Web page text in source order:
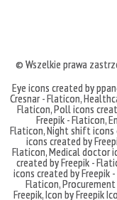
© Wszelkie prawa
Eye icons created by
Cresnar - Flaticon,
Flaticon,Poll icons
Freepik - Flaticon,
Flaticon,Night shift icons
icons created by
Flaticon,Medical doctor
created by Freepik -
icons created by Freepik
Flaticon,
Freepik,Icon by Freepik